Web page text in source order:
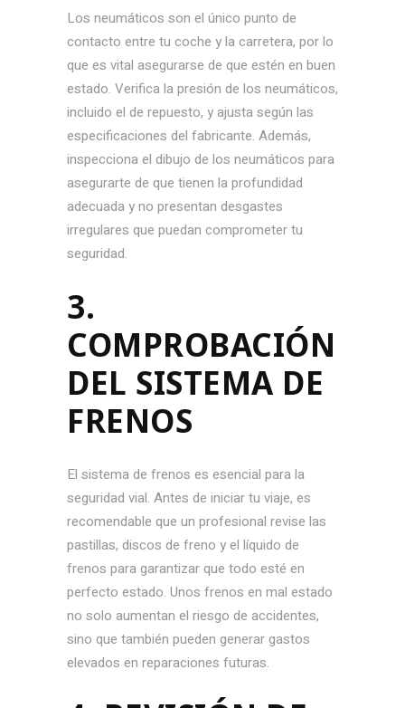
Los neumáticos son el único punto de
contacto entre tu coche y la carretera, por lo
que es vital asegurarse de que estén en buen
estado. Verifica la presión de los neumáticos,
incluido el de repuesto, y ajusta según las
especificaciones del fabricante. Además,
inspecciona el dibujo de los neumáticos para
asegurarte de que tienen la profundidad
adecuada y no presentan desgastes
irregulares que puedan comprometer tu
seguridad.
3.
COMPROBACIÓN
DEL SISTEMA DE
FRENOS
El sistema de frenos es esencial para la
seguridad vial. Antes de iniciar tu viaje, es
recomendable que un profesional revise las
pastillas, discos de freno y el líquido de
frenos para garantizar que todo esté en
perfecto estado. Unos frenos en mal estado
no solo aumentan el riesgo de accidentes,
sino que también pueden generar gastos
elevados en reparaciones futuras.